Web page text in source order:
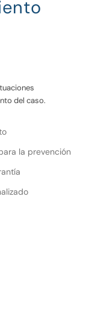
del caso.
la prevención